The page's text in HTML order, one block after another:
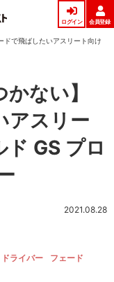
ログイン 会員登録
ドで飛ばしたいアスリート向け
ない】
アスリー
ド GS プロ
2021.08.28
ドライバー
フェード